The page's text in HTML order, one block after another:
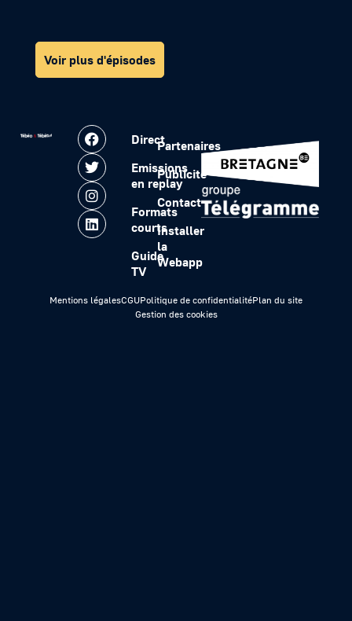
Voir plus d'épisodes
Direct
Emissions
en replay
Formats
courts
Guide
TV
Partenaires
Publicité
Contact
Installer
la
Webapp
Mentions légalesCGUPolitique de confidentialitéPlan du site
Gestion des cookies